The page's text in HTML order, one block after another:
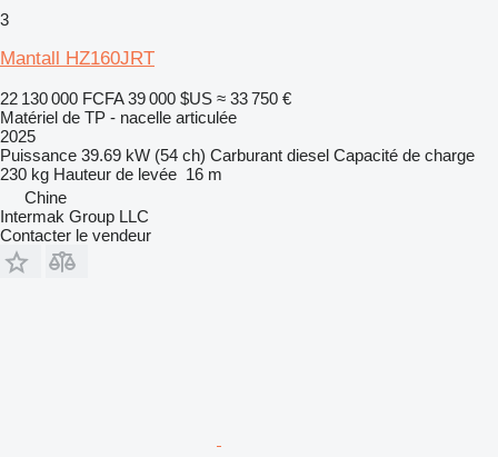
3
Mantall HZ160JRT
22 130 000 FCFA 39 000 $US ≈ 33 750 €
Matériel de TP - nacelle articulée
2025
Puissance 39.69 kW (54 ch) Carburant diesel Capacité de charge
230 kg Hauteur de levée 16 m
Chine
Intermak Group LLC
Contacter le vendeur